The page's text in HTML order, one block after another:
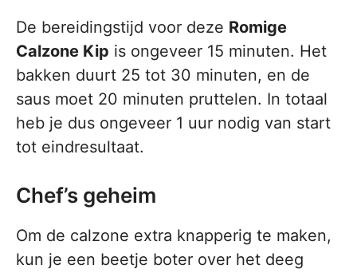
De bereidingstijd voor deze Romige
Calzone Kip is ongeveer 15 minuten. Het
bakken duurt 25 tot 30 minuten, en de
saus moet 20 minuten pruttelen. In totaal
heb je dus ongeveer 1 uur nodig van start
tot eindresultaat.
Chef’s geheim
Om de calzone extra knapperig te maken,
kun je een beetje boter over het deeg